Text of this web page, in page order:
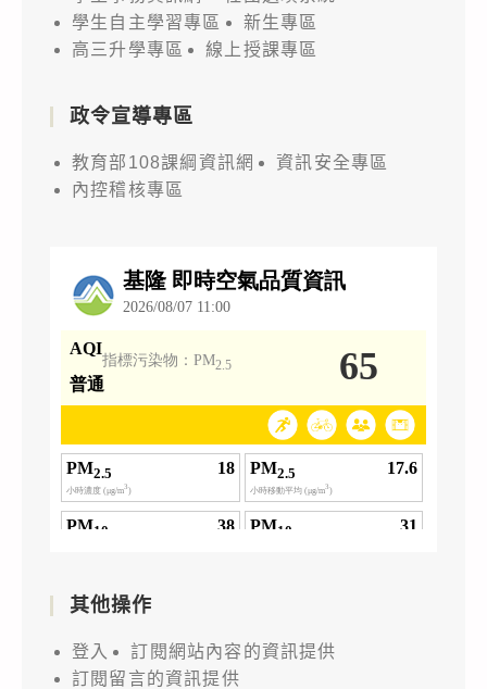
學生自主學習專區
新生專區
高三升學專區
線上授課專區
政令宣導專區
教育部108課綱資訊網
資訊安全專區
內控稽核專區
其他操作
登入
訂閱網站內容的資訊提供
訂閱留言的資訊提供